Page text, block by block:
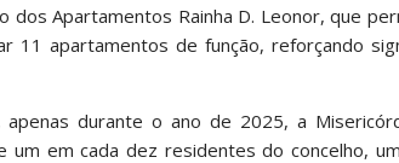
dos Apartamentos Rainha D. Leonor, que
11 apartamentos de função, reforçando
apenas durante o ano de 2025, a
um em cada dez residentes do concelho,